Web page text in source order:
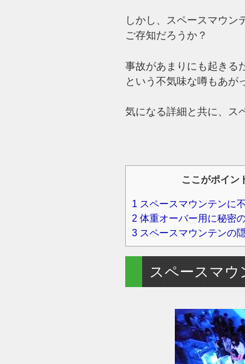
しかし、スペースマウン
ご存知だろうか？
事故があまりにも起きる
という不気味な噂もあが
気になる詳細と共に、ス
ここがポイン
1 スペースマウンテンに
2 体重オーバー用に秘密
3 スペースマウンテンの
スペースマ